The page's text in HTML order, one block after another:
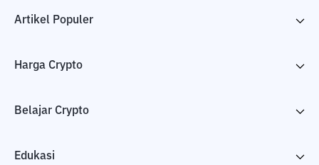
Artikel Populer
Harga Crypto
Belajar Crypto
Edukasi